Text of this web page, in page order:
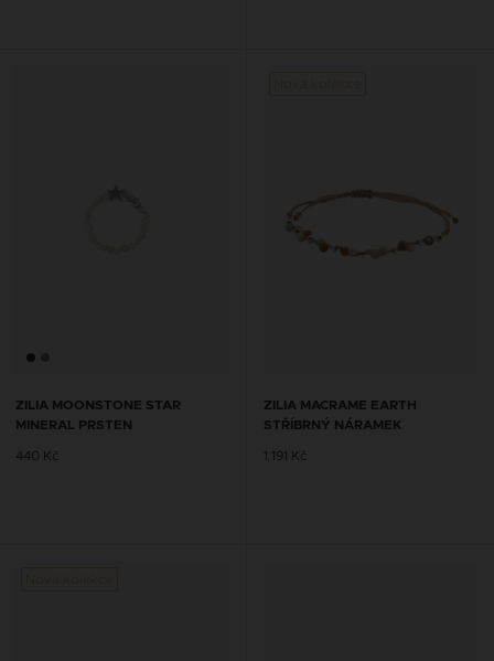
ZILIA MOONSTONE STAR
MINERAL PRSTEN
440 Kč
ZILIA MACRAME EARTH
STŘÍBRNÝ NÁRAMEK
1 191 Kč